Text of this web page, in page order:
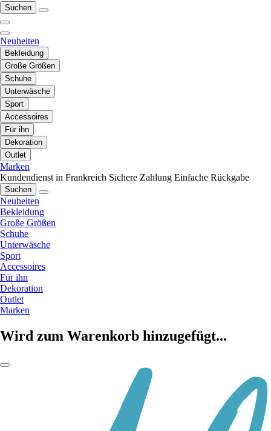
Suchen
Neuheiten
Bekleidung
Große Größen
Schuhe
Unterwäsche
Sport
Accessoires
Für ihn
Dekoration
Outlet
Marken
Kundendienst in Frankreich Sichere Zahlung Einfache Rückgabe
Suchen
Neuheiten
Bekleidung
Große Größen
Schuhe
Unterwäsche
Sport
Accessoires
Für ihn
Dekoration
Outlet
Marken
Wird zum Warenkorb hinzugefügt...